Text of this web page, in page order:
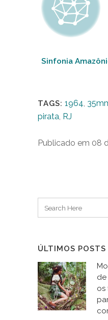
Sinfonia
TAGS: 1964,
pirata, RJ
Publicado em 08
ÚLTIMOS POSTS
os